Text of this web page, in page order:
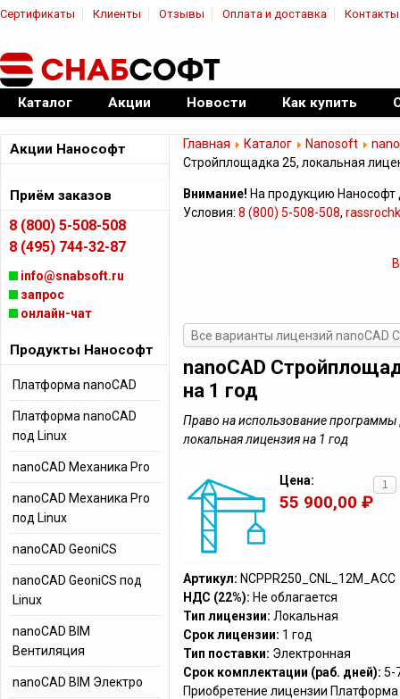
Сертификаты Клиенты Отзывы Оплата и доставка Контакты
Официальный дилер ПО
Каталог Акции Новости Как купить
Главная Каталог Nanosoft
Стройплощадка 25, локальная
Внимание! На продукцию Нанософт
Условия: 8 (800) 5-508-508,
Все варианты лицензий nanoCAD
nanoCAD
на 1 год
Право на использование
локальная лицензия на 1 год
Цена:
55 900,00 ₽
Артикул: NCPPR250_CNL_12M_ACC
НДС (22%): Не облагается
Тип лицензии: Локальная
Срок лицензии: 1 год
Тип поставки: Электронная
Срок комплектации (раб. дней): 5-
Приобретение лицензии
Акции Нанософт
Приём заказов
8 (800) 5-508-508
8 (495) 744-32-87
info@snabsoft.ru
запрос
онлайн-чат
Продукты Нанософт
Платформа nanoCAD
Платформа nanoCAD
под Linux
nanoCAD Механика Pro
nanoCAD Механика Pro
под Linux
nanoCAD GeoniCS
nanoCAD GeoniCS под
Linux
nanoCAD BIM
Вентиляция
nanoCAD BIM Электро